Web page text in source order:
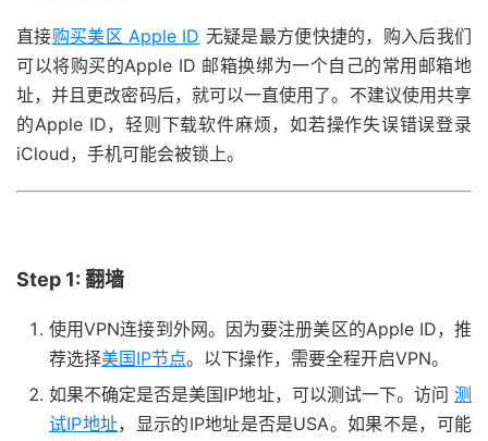
直接购买美区 Apple ID 无疑是最方便快捷的，购入后我们
可以将购买的Apple ID 邮箱换绑为一个自己的常用邮箱地
址，并且更改密码后，就可以一直使用了。不建议使用共享
的Apple ID，轻则下载软件麻烦，如若操作失误错误登录
iCloud，手机可能会被锁上。
Step 1: 翻墙
使用VPN连接到外网。因为要注册美区的Apple ID，推
荐选择美国IP节点。以下操作，需要全程开启VPN。
如果不确定是否是美国IP地址，可以测试一下。访问 测
试IP地址，显示的IP地址是否是USA。如果不是，可能